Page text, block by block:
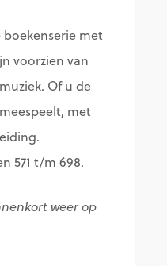
met
voorzien van
Of u de
met
571 t/m 698.
weer op